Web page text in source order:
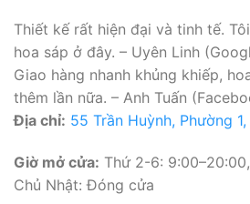
Thiết kế rất hiện đại và tinh tế.
hoa sáp ở đây. – Uyên Linh
Giao hàng nhanh khủng khiếp,
thêm lần nữa. – Anh Tuấn
Địa chỉ: 55 Trần Huỳnh, Phường
Giờ mở cửa: Thứ 2-6:
Chủ Nhật: Đóng cửa